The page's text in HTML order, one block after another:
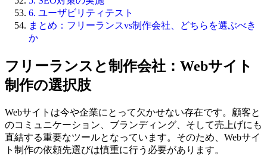
6. ユーザビリティテスト
まとめ：フリーランスvs制作会社、どちらを選ぶべき
か
フリーランスと制作会社：Webサイト
制作の選択肢
Webサイトは今や企業にとって欠かせない存在です。顧客と
のコミュニケーション、ブランディング、そして売上げにも
直結する重要なツールとなっています。そのため、 Webサイ
ト制作の依頼先選びは慎重に行う必要があります。